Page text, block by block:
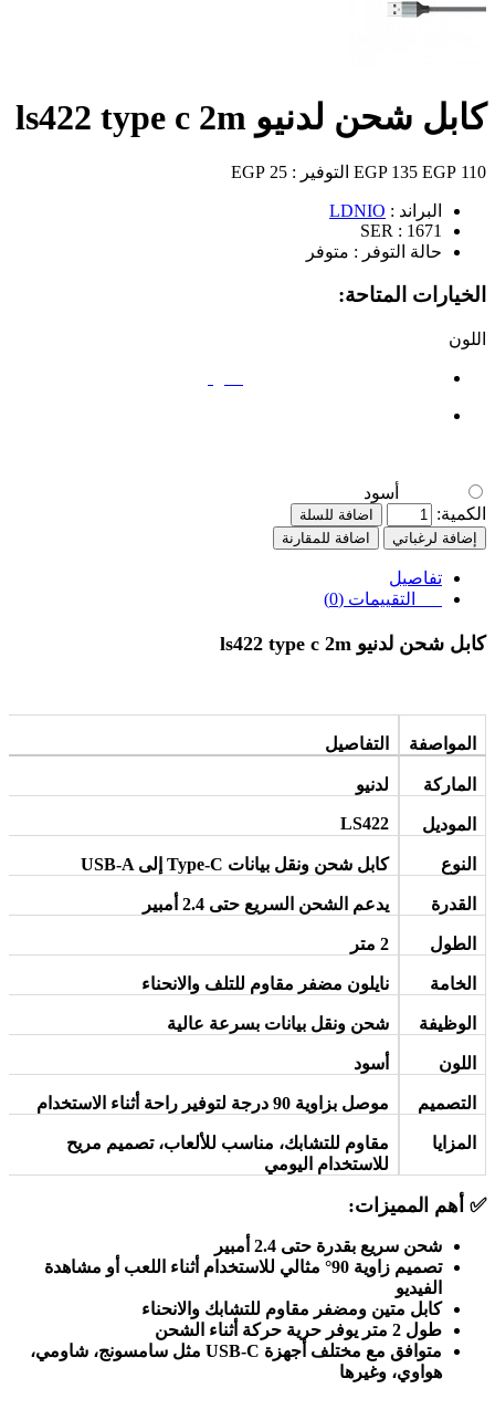
كابل شحن لدنيو ls422 type c 2m
110 EGP
135 EGP التوفير : 25 EGP
البراند : LDNIO
SER : 1671
حالة التوفر : متوفر
الخيارات المتاحة:
اللون
أسود
الكمية:
اضافة للسلة
إضافة لرغباتي
اضافة للمقارنة
تفاصيل
التقييمات (0)
كابل شحن لدنيو ls422 type c 2m
المواصفة التفاصيل
الماركة لدنيو
الموديل LS422
النوع كابل شحن ونقل بيانات إلى Type-C
القدرة يدعم الشحن السريع حتى 2.4 أمبير
الطول 2 متر
الخامة نايلون مضفر مقاوم للتلف والانحناء
الوظيفة شحن ونقل بيانات بسرعة عالية
اللون أسود
التصميم موصل بزاوية 90 درجة لتوفير راحة أثناء الاستخدام
المزايا
مقاوم للتشابك، مناسب للألعاب، تصميم مريح
للاستخدام اليومي
✅ أهم المميزات:
شحن سريع بقدرة حتى 2.4 أمبير
تصميم زاوية 90° مثالي للاستخدام أثناء اللعب أو مشاهدة
الفيديو
كابل متين ومضفر مقاوم للتشابك والانحناء
طول 2 متر يوفر حرية حركة أثناء الشحن
متوافق مع مختلف أجهزة
مثل سامسونج، شاومي،
هواوي، وغيرها